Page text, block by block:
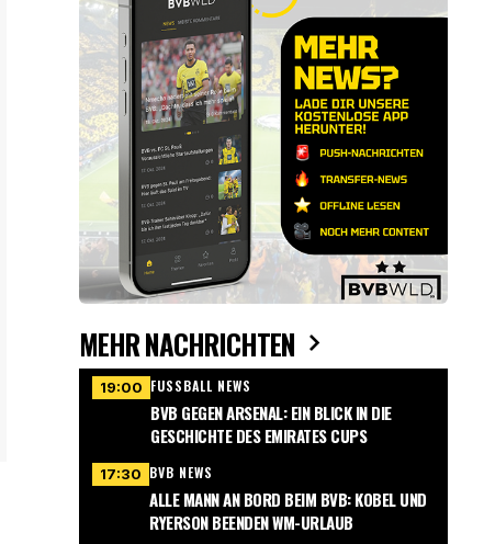
MEHR NACHRICHTEN
19:00 FUSSBALL NEWS
BVB GEGEN ARSENAL: EIN BLICK IN DIE
GESCHICHTE DES EMIRATES CUPS
17:30 BVB NEWS
ALLE MANN AN BORD BEIM BVB: KOBEL UND
RYERSON BEENDEN WM-URLAUB